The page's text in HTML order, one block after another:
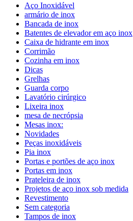
Aço Inoxidável
armário de inox
Bancada de inox
Batentes de elevador em aço inox
Caixa de hidrante em inox
Corrimão
Cozinha em inox
Dicas
Grelhas
Guarda corpo
Lavatório cirúrgico
Lixeira inox
mesa de necrópsia
Mesas inox:
Novidades
Peças inoxidáveis
Pia inox
Portas e portões de aço inox
Portas em inox
Prateleira de inox
Projetos de aço inox sob medida
Revestimento
Sem categoria
Tampos de inox